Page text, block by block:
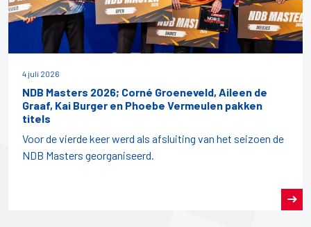
4 juli 2026
NDB Masters 2026; Corné Groeneveld, Aileen de
Graaf, Kai Burger en Phoebe Vermeulen pakken
titels
Voor de vierde keer werd als afsluiting van het seizoen de
NDB Masters georganiseerd.